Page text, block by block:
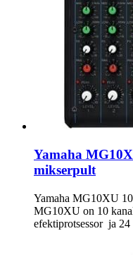
Yamaha
mikserpult
Yamaha MG10XU
MG10XU on 10
efektiprotsessor ja